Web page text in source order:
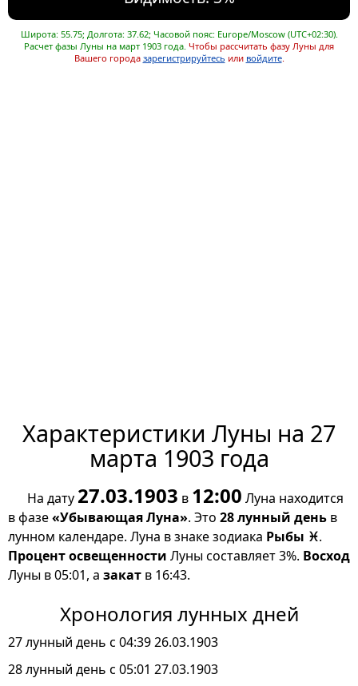
Широта: 55.75; Долгота: 37.62; Часовой пояс: Europe/Moscow (UTC+02:30).
Расчет фазы Луны на март 1903 года. Чтобы рассчитать фазу Луны для
Вашего города зарегистрируйтесь или войдите.
Характеристики Луны на 27
марта 1903 года
На дату 27.03.1903 в 12:00 Луна находится
в фазе«Убывающая Луна». Это 28 лунный день в
лунном календаре. Луна в знаке зодиака Рыбы ♓.
Процент освещенности Луны составляет 3%. Восход
Луны в 05:01, а закат в 16:43.
Хронология лунных дней
27 лунный день с 04:39 26.03.1903
28 лунный день с 05:01 27.03.1903